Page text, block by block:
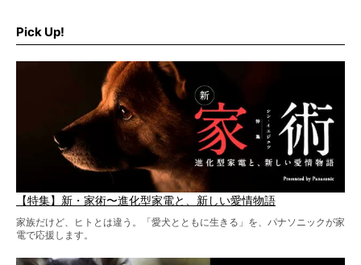
Pick Up!
【特集】新・家術〜進化型家電と、新しい愛情物語
家族だけど、ヒトとは違う。「愛犬とともに生きる」を、パナソニックが家
電で応援します。